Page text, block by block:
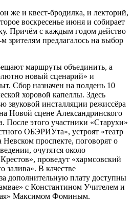
же и квест-бродилка, и лекторий,
воскресенье июня и собирает
Причём с каждым годом действо
зрителям предлагалось на выбор
маршруты объединить, а
новый сценарий» и
Сбор назначен на полдень 10
хоровой капеллы. Здесь
звуковой инсталляции режиссёра
Новой сцене Александринского
После этого участники «Старухи»
ОБЭРИУта», устроят «театр
Невском проспекте, поговорят о
очутятся около
проведут «хармсовский
залива». В качестве
дополнительную плату доступны
с Константином Учителем и
Максимом Фоминым.